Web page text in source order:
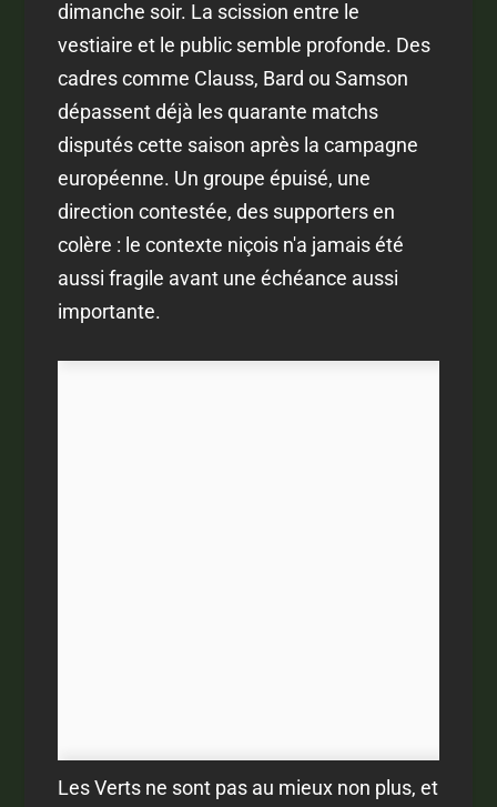
dimanche soir. La scission entre le
vestiaire et le public semble profonde. Des
cadres comme Clauss, Bard ou Samson
dépassent déjà les quarante matchs
disputés cette saison après la campagne
européenne. Un groupe épuisé, une
direction contestée, des supporters en
colère : le contexte niçois n'a jamais été
aussi fragile avant une échéance aussi
importante.
Les Verts ne sont pas au mieux non plus, et